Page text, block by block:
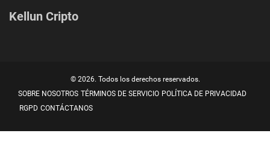
Kellun Cripto
© 2026. Todos los derechos reservados.
SOBRE NOSOTROS TÉRMINOS DE SERVICIO POLÍTICA DE PRIVACIDAD
RGPD CONTÁCTANOS